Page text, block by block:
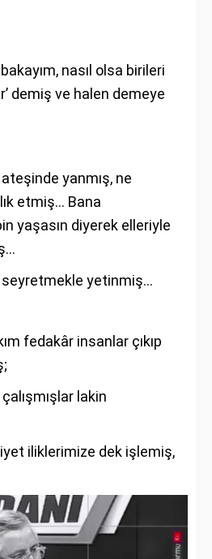
nasıl olsa birileri
demiş ve halen demeye
yanmış, ne
etmiş… Bana
yaşasın diyerek elleriyle
seyretmekle yetinmiş…
fedakâr insanlar çıkıp
lakin
iliklerimize dek işlemiş,